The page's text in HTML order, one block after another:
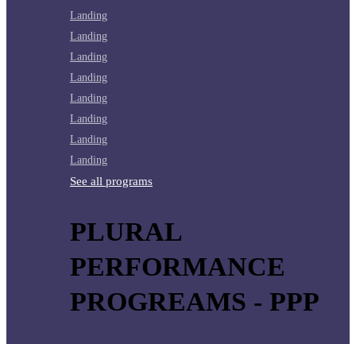
Landing
Landing
Landing
Landing
Landing
Landing
Landing
Landing
See all programs
PLURAL
PERFORMANCE
PROGREAMS - PPP